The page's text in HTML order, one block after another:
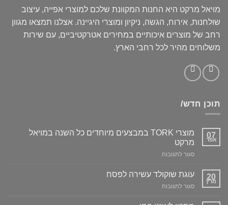
מויאל מרקט היא החנות המקוונת שלכם למוצרי אפייה, עיצוב
שולחנות, אירוח, הגשה, ניקיון ומוצרי היגיינה. אצלנו תמצאו מגוון
רחב של מוצרים איכותיים במחירים אטרקטיביים, עם שירות
משלוחים מהיר לכל רחבי הארץ.
תוכן חדש/
07
אפר
מוצרי TORK במבצעים מיוחדים כל השנה במויאל
מרקט
סגור לתגובותעל
TORK
מיוחדים
20
מרץ
עוגת שוקולד עשירה לפסח
סגור לתגובותעל
שוקולד